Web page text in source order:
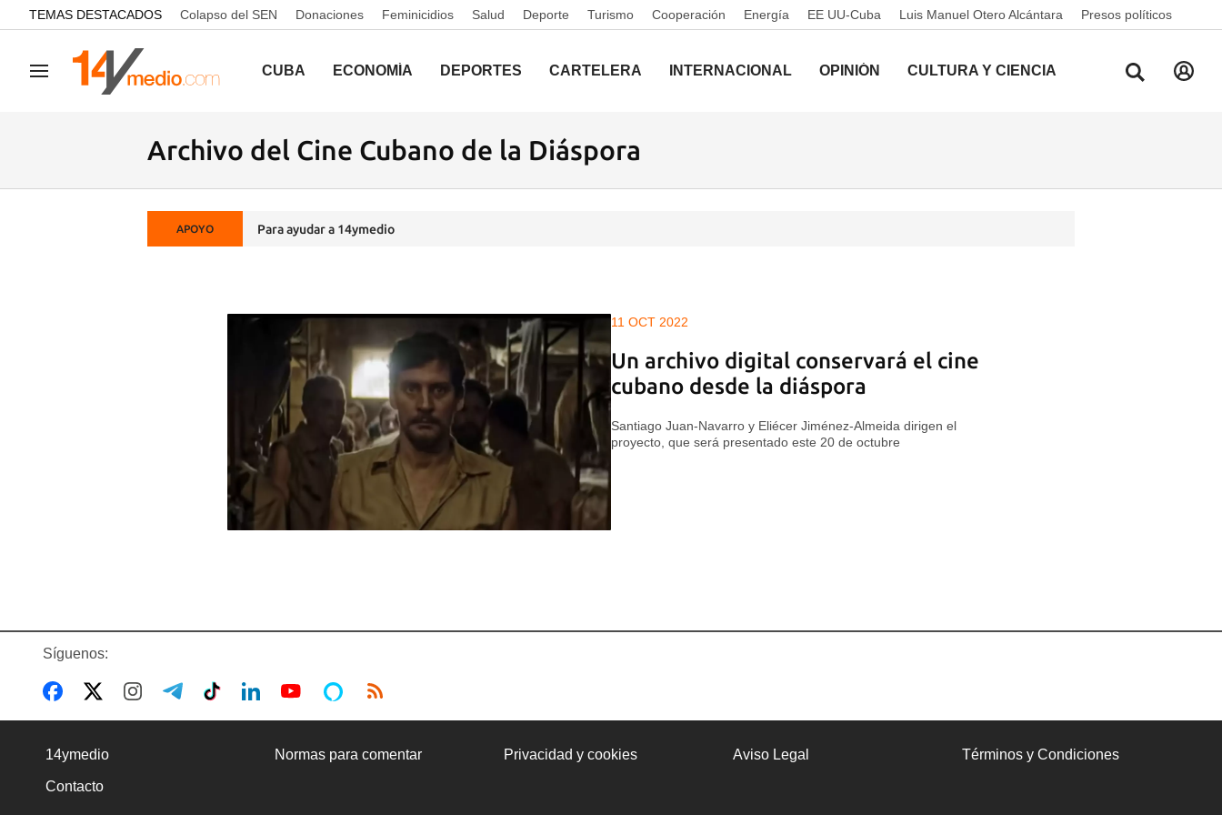
common.go-to-content
TEMAS DESTACADOS Colapso del SEN Donaciones Feminicidios Salud Deporte Turismo Cooperación Energía EE UU-Cuba Luis Manuel Otero Alcántara Presos políticos
Navegación CUBA ECONOMÍA DEPORTES CARTELERA INTERNACIONAL OPINIÓN CULTURA Y CIENCIA
Archivo del Cine Cubano de la Diáspora
APOYO Para ayudar a 14ymedio
11 OCT 2022
Un archivo digital conservará el cine
cubano desde la diáspora
Santiago Juan-Navarro y Eliécer Jiménez-Almeida dirigen el
proyecto, que será presentado este 20 de octubre
Síguenos:
14ymedio Normas para comentar Privacidad y cookies Aviso Legal Términos y Condiciones
Contacto